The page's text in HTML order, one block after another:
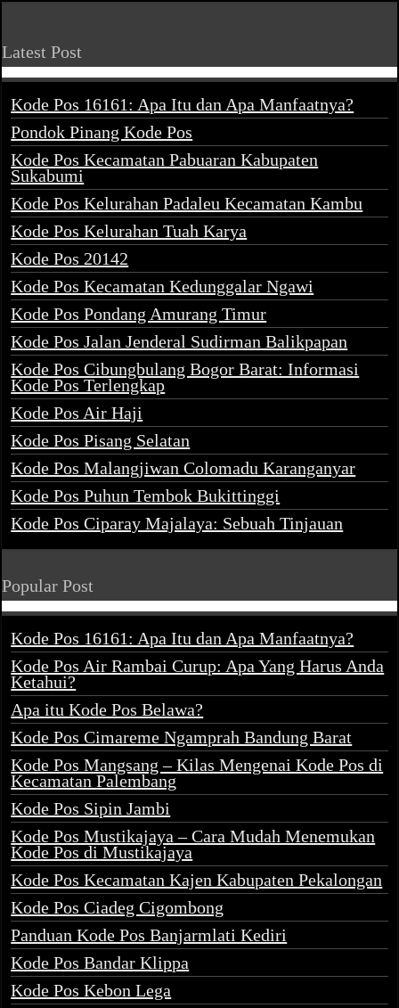
Latest Post
Kode Pos 16161: Apa Itu dan Apa Manfaatnya?
Pondok Pinang Kode Pos
Kode Pos Kecamatan Pabuaran Kabupaten
Sukabumi
Kode Pos Kelurahan Padaleu Kecamatan Kambu
Kode Pos Kelurahan Tuah Karya
Kode Pos 20142
Kode Pos Kecamatan Kedunggalar Ngawi
Kode Pos Pondang Amurang Timur
Kode Pos Jalan Jenderal Sudirman Balikpapan
Kode Pos Cibungbulang Bogor Barat: Informasi
Kode Pos Terlengkap
Kode Pos Air Haji
Kode Pos Pisang Selatan
Kode Pos Malangjiwan Colomadu Karanganyar
Kode Pos Puhun Tembok Bukittinggi
Kode Pos Ciparay Majalaya: Sebuah Tinjauan
Popular Post
Kode Pos 16161: Apa Itu dan Apa Manfaatnya?
Kode Pos Air Rambai Curup: Apa Yang Harus Anda
Ketahui?
Apa itu Kode Pos Belawa?
Kode Pos Cimareme Ngamprah Bandung Barat
Kode Pos Mangsang – Kilas Mengenai Kode Pos di
Kecamatan Palembang
Kode Pos Sipin Jambi
Kode Pos Mustikajaya – Cara Mudah Menemukan
Kode Pos di Mustikajaya
Kode Pos Kecamatan Kajen Kabupaten Pekalongan
Kode Pos Ciadeg Cigombong
Panduan Kode Pos Banjarmlati Kediri
Kode Pos Bandar Klippa
Kode Pos Kebon Lega